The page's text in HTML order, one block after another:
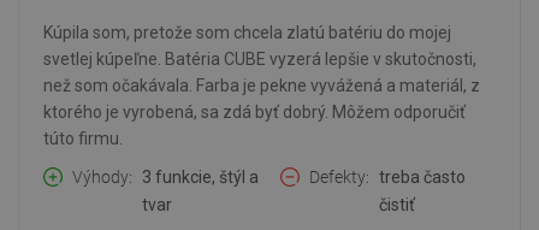
Kúpila som, pretože som chcela zlatú batériu do mojej
svetlej kúpeľne. Batéria CUBE vyzerá lepšie v skutočnosti,
než som očakávala. Farba je pekne vyvážená a materiál, z
ktorého je vyrobená, sa zdá byť dobrý. Môžem odporučiť
túto firmu.
Výhody
3 funkcie, štýl a
tvar
Defekty
treba často
čistiť